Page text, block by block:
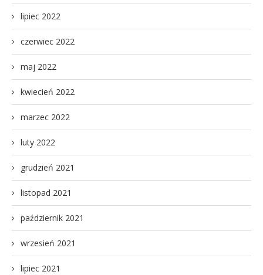
lipiec 2022
czerwiec 2022
maj 2022
kwiecień 2022
marzec 2022
luty 2022
grudzień 2021
listopad 2021
październik 2021
wrzesień 2021
lipiec 2021